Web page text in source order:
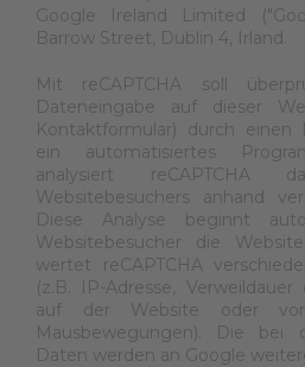
Google Ireland Limited
Barrow Street, Dublin 4, Irland.
Mit reCAPTCHA soll
Dateneingabe auf dieser
Kontaktformular) durch einen
ein automatisiertes
analysiert reCAPTCHA
Websitebesuchers anhand
Diese Analyse beginnt
Websitebesucher die
wertet reCAPTCHA
(z.B. IP-Adresse,
auf der Website oder
Mausbewegungen). Die bei
Daten werden an Google